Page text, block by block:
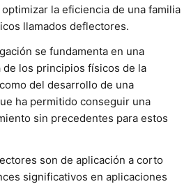
la eficiencia de una familia
llamados deflectores.
se fundamenta en una
los principios físicos de la
del desarrollo de una
ha permitido conseguir una
sin precedentes para estos
son de aplicación a corto
significativos en aplicaciones